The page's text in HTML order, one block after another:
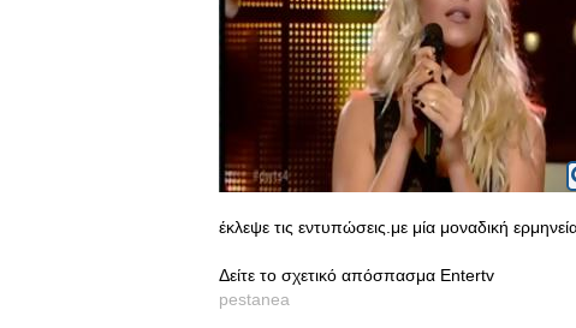
έκλεψε τις εντυπώσεις.με μία μοναδική
Δείτε το σχετικό απόσπασμα Entertv
pestanea